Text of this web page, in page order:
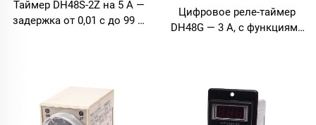
Таймер DH48S-2Z на 5 А —
задержка от 0,01 с до 99 ч,
Цифровое реле-таймер
DH48G — 3 А, с функциями
задержки 9999 ч